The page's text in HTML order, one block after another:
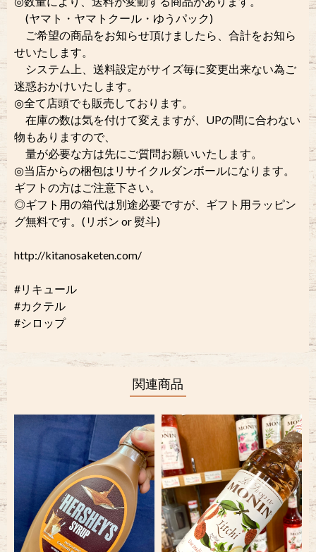
(ヤマト・ヤマトクール・ゆうパック)
ご希望の商品をお知らせ頂けましたら、合計をお知ら
せいたします。
システム上、送料設定がサイズ毎に変更出来ない為ご
迷惑おかけいたします。
◎全て店頭でも販売しております。
在庫の数は気を付けて変えますが、UPの間に合わない
物もありますので、
量が必要な方は先にご質問お願いいたします。
◎当店からの梱包はリサイクルダンボールになります。
ギフトの方はご注意下さい。
◎ギフト用の箱代は別途必要ですが、ギフト用ラッピン
グ無料です。(リボン or 熨斗)
http://kitanosaketen.com/
#リキュール
#カクテル
#シロップ
関連商品